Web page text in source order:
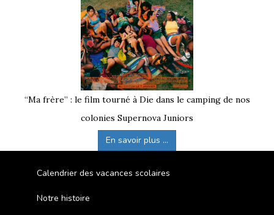
“Ma frère” : le film tourné à Die dans le camping de nos
colonies Supernova Juniors
En savoir plus ...
Calendrier des vacances scolaires
Notre histoire